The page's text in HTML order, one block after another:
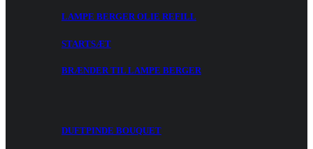
LAMPE BERGER OLIE REFILL
STARTSÆT
BRÆNDER TIL LAMPE BERGER
DUFTPINDE BOUQUET